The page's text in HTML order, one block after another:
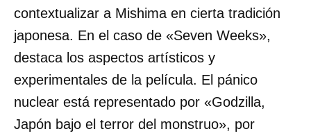
contextualizar a Mishima en cierta tradición
japonesa. En el caso de «Seven Weeks»,
destaca los aspectos artísticos y
experimentales de la película. El pánico
nuclear está representado por «Godzilla,
Japón bajo el terror del monstruo», por